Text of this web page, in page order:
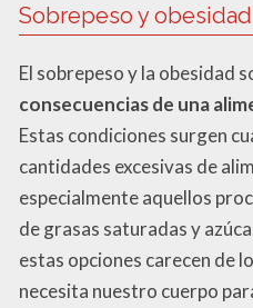
Sobrepeso y obesidad
El sobrepeso y la obesidad
consecuencias de una
Estas condiciones surgen
cantidades excesivas de
especialmente aquellos
de grasas saturadas y
estas opciones carecen de
necesita nuestro cuerpo